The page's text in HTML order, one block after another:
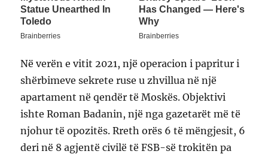
Në verën e vitit 2021, një operacion i papritur i
shërbimeve sekrete ruse u zhvillua në një
apartament në qendër të Moskës. Objektivi
ishte Roman Badanin, një nga gazetarët më të
njohur të opozitës. Rreth orës 6 të mëngjesit, 6
deri në 8 agjentë civilë të FSB-së trokitën pa